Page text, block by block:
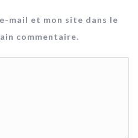
mail et mon site dans le
commentaire.